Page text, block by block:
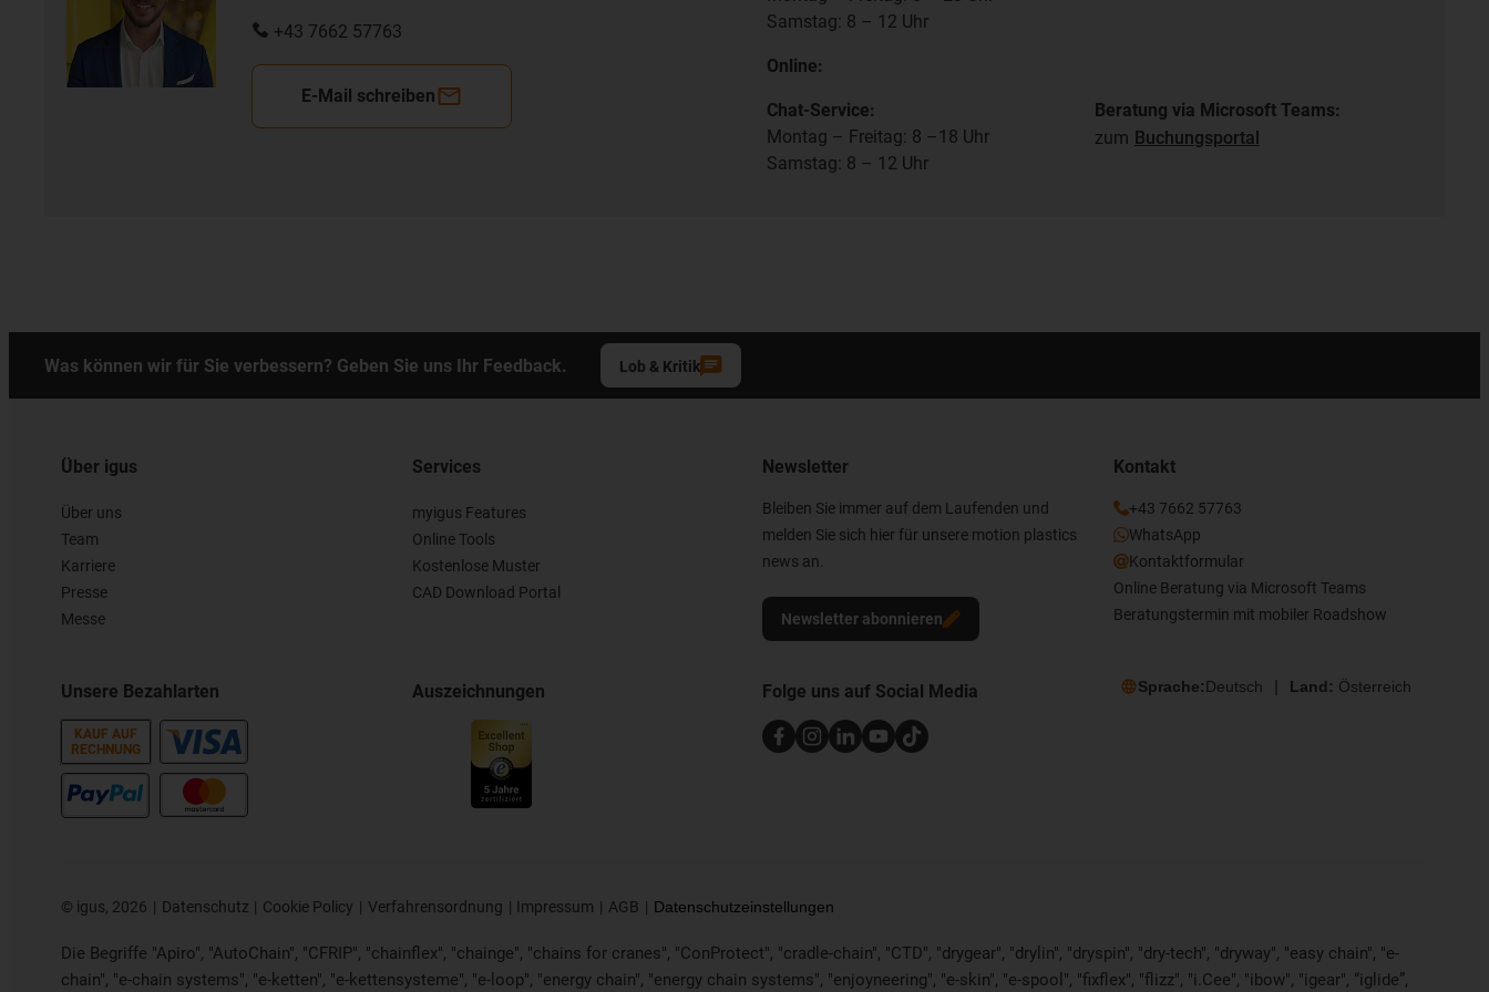
+43 7662 57763
E-Mail schreiben
Samstag: 8 – 12 Uhr
Online:
Chat-Service:
Montag – Freitag: 8 –18 Uhr
Samstag: 8 – 12 Uhr
Beratung via Microsoft Teams:
zum Buchungsportal
Was können wir für Sie verbessern? Geben Sie uns Ihr Feedback. Lob & Kritik
Über igus
Über uns
Team
Karriere
Presse
Messe
Unsere Bezahlarten
KAUF AUF
RECHNUNG
Services
myigus Features
Online Tools
Kostenlose Muster
CAD Download Portal
Auszeichnungen
Newsletter
Bleiben Sie immer auf dem Laufenden und
melden Sie sich hier für unsere motion plastics
news an.
Newsletter abonnieren
Kontakt
+43 7662 57763
WhatsApp
Kontaktformular
Online Beratung via Microsoft Teams
Beratungstermin mit mobiler Roadshow
Folge uns auf Social Media Sprache:Deutsch Land: Österreich
© igus, 2026 Datenschutz Cookie Policy Verfahrensordnung Impressum AGB Datenschutzeinstellungen
Die Begriffe "Apiro", "AutoChain", "CFRIP", "chainflex", "chainge", "chains for cranes", "ConProtect", "cradle-chain", "CTD", "drygear", "drylin", "dryspin", "dry-tech", "dryway", "easy chain", "e-
chain", "e-chain systems", "e-ketten", "e-kettensysteme", "e-loop", "energy chain", "energy chain systems", "enjoyneering", "e-skin", "e-spool", "fixflex", "flizz", "i.Cee", "ibow", "igear", “iglide”,